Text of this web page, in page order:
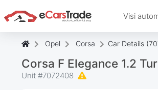
Visi
Opel Corsa Car Details
Corsa F Elegance 1.2
Unit #7072408